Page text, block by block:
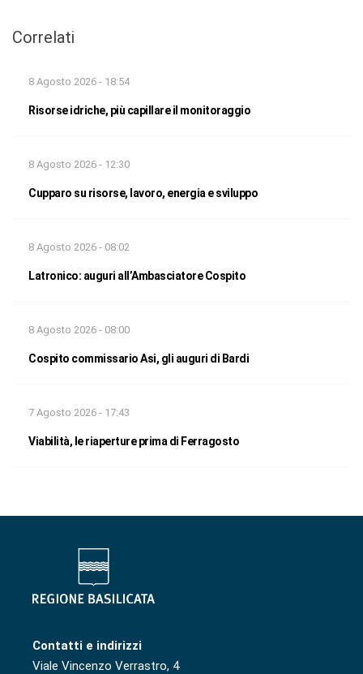
Correlati
8 Agosto 2026 - 18:54
Risorse idriche, più capillare il monitoraggio
8 Agosto 2026 - 12:30
Cupparo su risorse, lavoro, energia e sviluppo
8 Agosto 2026 - 08:02
Latronico: auguri all’Ambasciatore Cospito
8 Agosto 2026 - 08:00
Cospito commissario Asi, gli auguri di Bardi
7 Agosto 2026 - 17:43
Viabilità, le riaperture prima di Ferragosto
Contatti e indirizzi
Viale Vincenzo Verrastro, 4